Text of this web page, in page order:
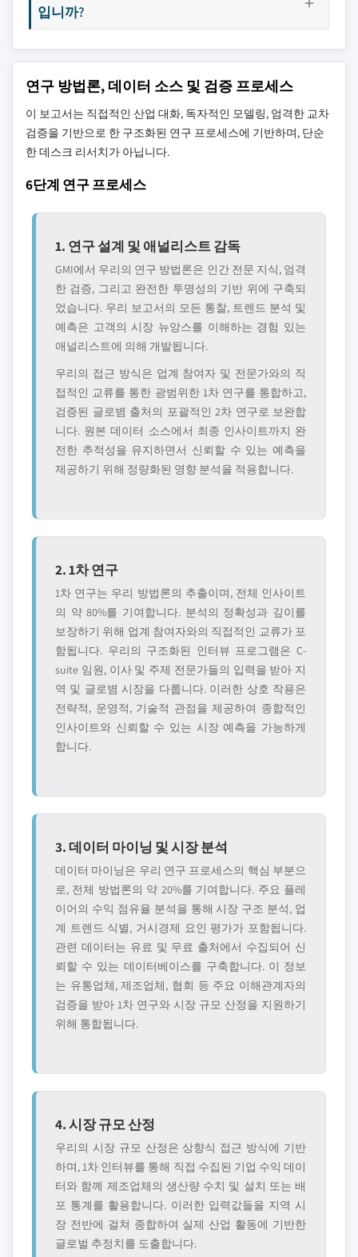
입니까?
연구 방법론, 데이터 소스 및 검증 프로세스
이 보고서는 직접적인 산업 대화, 독자적인 모델링, 엄격한 교차
검증을 기반으로 한 구조화된 연구 프로세스에 기반하며, 단순
한 데스크 리서치가 아닙니다.
6단계 연구 프로세스
1. 연구 설계 및 애널리스트 감독
GMI에서 우리의 연구 방법론은 인간 전문 지식, 엄격
한 검증, 그리고 완전한 투명성의 기반 위에 구축되
었습니다. 우리 보고서의 모든 통찰, 트렌드 분석 및
예측은 고객의 시장 뉴앙스를 이해하는 경험 있는
애널리스트에 의해 개발됩니다.
우리의 접근 방식은 업계 참여자 및 전문가와의 직
접적인 교류를 통한 광범위한 1차 연구를 통합하고,
검증된 글로볌 출처의 포괄적인 2차 연구로 보완합
니다. 원본 데이터 소스에서 최종 인사이트까지 완
전한 추적성을 유지하면서 신뢰할 수 있는 예측을
제공하기 위해 정량화된 영향 분석을 적용합니다.
2. 1차 연구
1차 연구는 우리 방법론의 추출이며, 전체 인사이트
의 약 80%를 기여합니다. 분석의 정확성과 깊이를
보장하기 위해 업계 참여자와의 직접적인 교류가 포
함됩니다. 우리의 구조화된 인터뷰 프로그램은 C-
suite 임원, 이사 및 주제 전문가들의 입력을 받아 지
역 및 글로볌 시장을 다룹니다. 이러한 상호 작용은
전략적, 운영적, 기술적 관점을 제공하여 종합적인
인사이트와 신뢰할 수 있는 시장 예측을 가능하게
합니다.
3. 데이터 마이닝 및 시장 분석
데이터 마이닝은 우리 연구 프로세스의 핵심 부분으
로, 전체 방법론의 약 20%를 기여합니다. 주요 플레
이어의 수익 점유율 분석을 통해 시장 구조 분석, 업
계 트렌드 식별, 거시경제 요인 평가가 포함됩니다.
관련 데이터는 유료 및 무료 출처에서 수집되어 신
뢰할 수 있는 데이터베이스를 구축합니다. 이 정보
는 유통업체, 제조업체, 협회 등 주요 이해관계자의
검증을 받아 1차 연구와 시장 규모 산정을 지원하기
위해 통합됩니다.
4. 시장 규모 산정
우리의 시장 규모 산정은 상향식 접근 방식에 기반
하며, 1차 인터뷰를 통해 직접 수집된 기업 수익 데이
터와 함께 제조업체의 생산량 수치 및 설치 또는 배
포 통계를 활용합니다. 이러한 입력값들을 지역 시
장 전반에 걸쳐 종합하여 실제 산업 활동에 기반한
글로벌 추정치를 도출합니다.